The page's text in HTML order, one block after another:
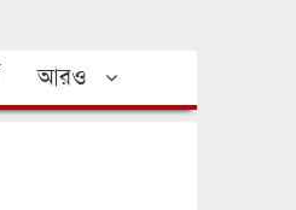
আরও